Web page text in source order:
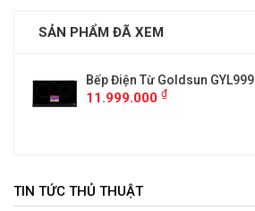
SẢN PHẨM ĐÃ XEM
Bếp Điện Từ Goldsun GYL999
11.999.000 ₫
TIN TỨC THỦ THUẬT